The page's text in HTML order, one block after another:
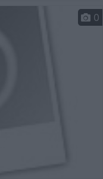
0